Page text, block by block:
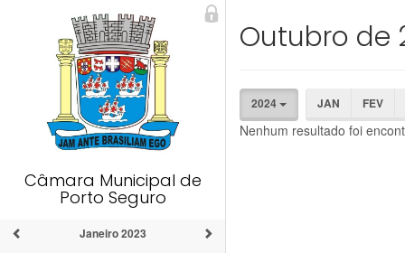
Câmara Municipal de
Porto Seguro
Janeiro 2023
Outubro de
2024 JAN FEV
Nenhum resultado foi